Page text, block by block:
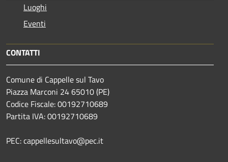
Luoghi
Eventi
CONTATTI
Comune di Cappelle sul Tavo
Piazza Marconi 24 65010 (PE)
Codice Fiscale: 00192710689
Partita IVA: 00192710689
PEC: cappellesultavo@pec.it